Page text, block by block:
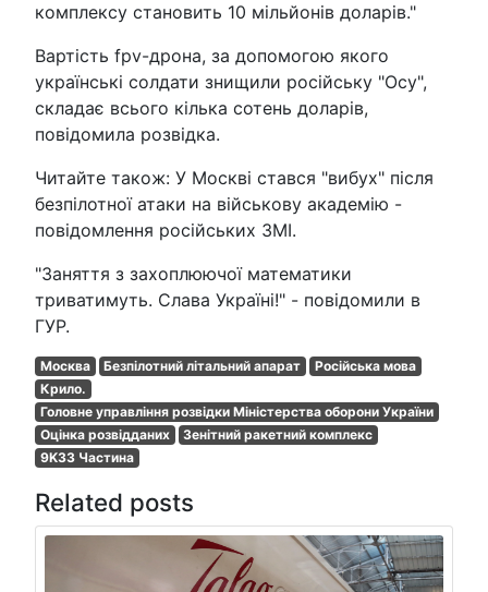
комплексу становить 10 мільйонів доларів."
Вартість fpv-дрона, за допомогою якого
українські солдати знищили російську "Осу",
складає всього кілька сотень доларів,
повідомила розвідка.
Читайте також: У Москві стався "вибух" після
безпілотної атаки на військову академію -
повідомлення російських ЗМІ.
"Заняття з захоплюючої математики
триватимуть. Слава Україні!" - повідомили в
ГУР.
Москва Безпілотний літальний апарат
Російська мова
Крило.
Головне управління розвідки Міністерства оборони України
Оцінка розвідданих
Зенітний ракетний комплекс
9K33 Частина
Related posts